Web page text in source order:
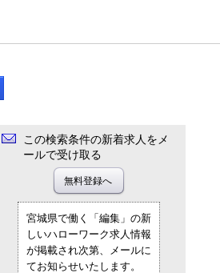
この検索条件の新着求人をメ
ールで受け取る
宮城県で働く「編集」の新
しいハローワーク求人情報
が掲載され次第、メールに
てお知らせいたします。